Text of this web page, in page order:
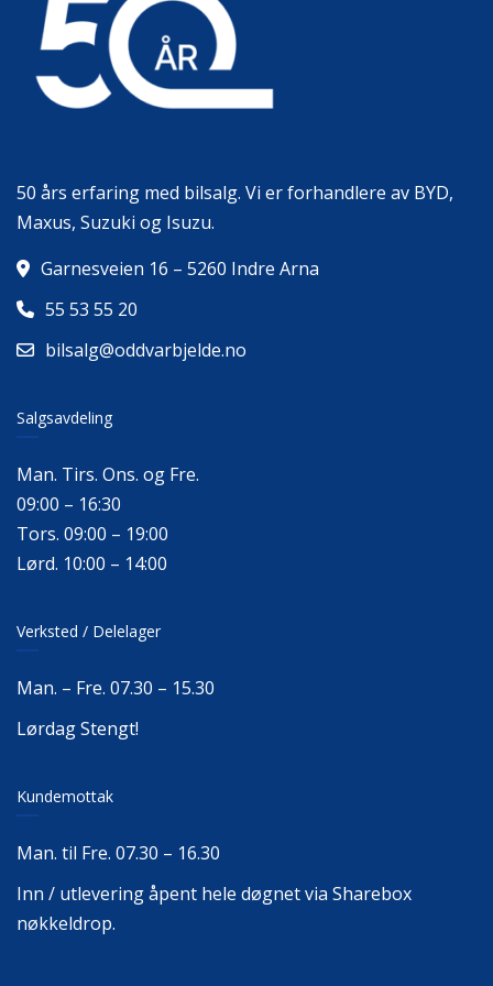
50 års erfaring med bilsalg. Vi er forhandlere av BYD,
Maxus, Suzuki og Isuzu.
Garnesveien 16 – 5260 Indre Arna
55 53 55 20
bilsalg@oddvarbjelde.no
Salgsavdeling
Man. Tirs. Ons. og Fre.
09:00 – 16:30
Tors. 09:00 – 19:00
Lørd. 10:00 – 14:00
Verksted / Delelager
Man. – Fre. 07.30 – 15.30
Lørdag Stengt!
Kundemottak
Man. til Fre. 07.30 – 16.30
Inn / utlevering åpent hele døgnet via Sharebox
nøkkeldrop.